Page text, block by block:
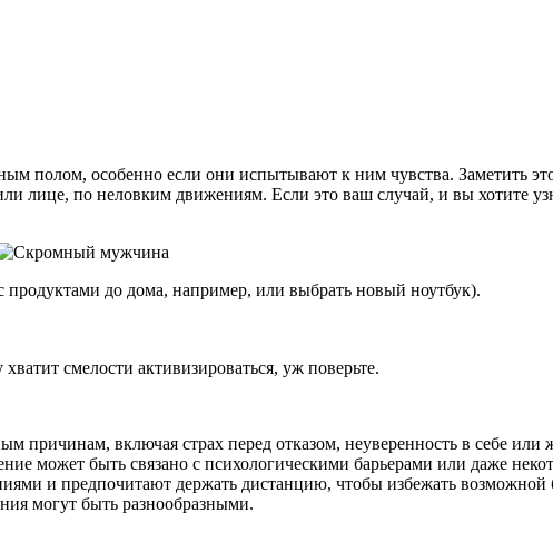
полом, особенно если они испытывают к ним чувства. Заметить
лице, по неловким движениям. Если это ваш случай, и вы хотите
до дома, например, или выбрать новый ноутбук).
смелости активизироваться, уж поверьте.
включая страх перед отказом, неуверенность в себе или
может быть связано с психологическими барьерами или даже
и предпочитают держать дистанцию, чтобы избежать возможной
могут быть разнообразными.